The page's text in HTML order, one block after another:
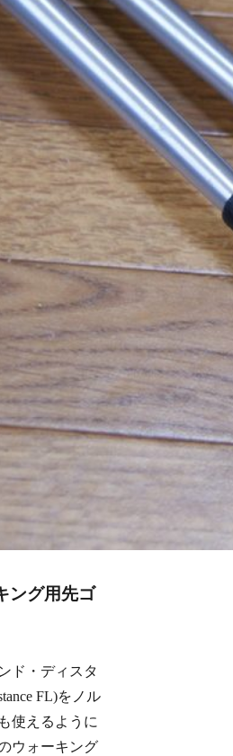
ング用先ゴ
ド・ディスタ
FL)をノル
使えるように
ウォーキング